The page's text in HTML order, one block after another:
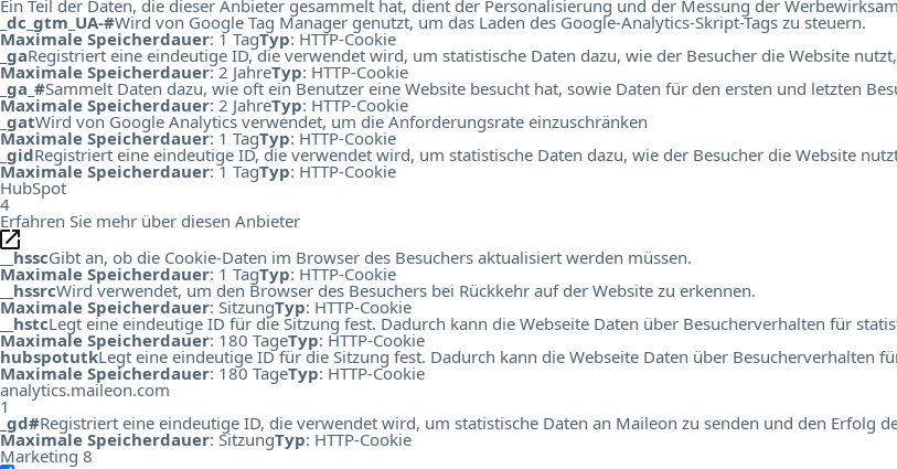
Ein Teil der Daten, die dieser Anbieter gesammelt hat, dient der Personalisierung und der Messung der
_dc_gtm_UA-#Wird von Google Tag Manager genutzt, um das Laden des Google-Analytics-Skript-Tags zu steuern.
Maximale Speicherdauer: 1 TagTyp: HTTP-Cookie
_gaRegistriert eine eindeutige ID, die verwendet wird, um statistische Daten dazu, wie der Besucher die Website
Maximale Speicherdauer: 2 JahreTyp: HTTP-Cookie
_ga_#Sammelt Daten dazu, wie oft ein Benutzer eine Website besucht hat, sowie Daten für den ersten und letzten
Maximale Speicherdauer: 2 JahreTyp: HTTP-Cookie
_gatWird von Google Analytics verwendet, um die Anforderungsrate einzuschränken
Maximale Speicherdauer: 1 TagTyp: HTTP-Cookie
_gidRegistriert eine eindeutige ID, die verwendet wird, um statistische Daten dazu, wie der Besucher die Website
Maximale Speicherdauer: 1 TagTyp: HTTP-Cookie
HubSpot
4
Erfahren Sie mehr über diesen Anbieter
__hsscGibt an, ob die Cookie-Daten im Browser des Besuchers aktualisiert werden müssen.
Maximale Speicherdauer: 1 TagTyp: HTTP-Cookie
__hssrcWird verwendet, um den Browser des Besuchers bei Rückkehr auf der Website zu erkennen.
Maximale Speicherdauer: SitzungTyp: HTTP-Cookie
__hstcLegt eine eindeutige ID für die Sitzung fest. Dadurch kann die Webseite Daten über Besucherverhalten für
Maximale Speicherdauer: 180 TageTyp: HTTP-Cookie
hubspotutkLegt eine eindeutige ID für die Sitzung fest. Dadurch kann die Webseite Daten über Besucherverhalten
Maximale Speicherdauer: 180 TageTyp: HTTP-Cookie
analytics.maileon.com
1
_gd#Registriert eine eindeutige ID, die verwendet wird, um statistische Daten an Maileon zu senden und den Erfolg
Maximale Speicherdauer: SitzungTyp: HTTP-Cookie
Marketing 8